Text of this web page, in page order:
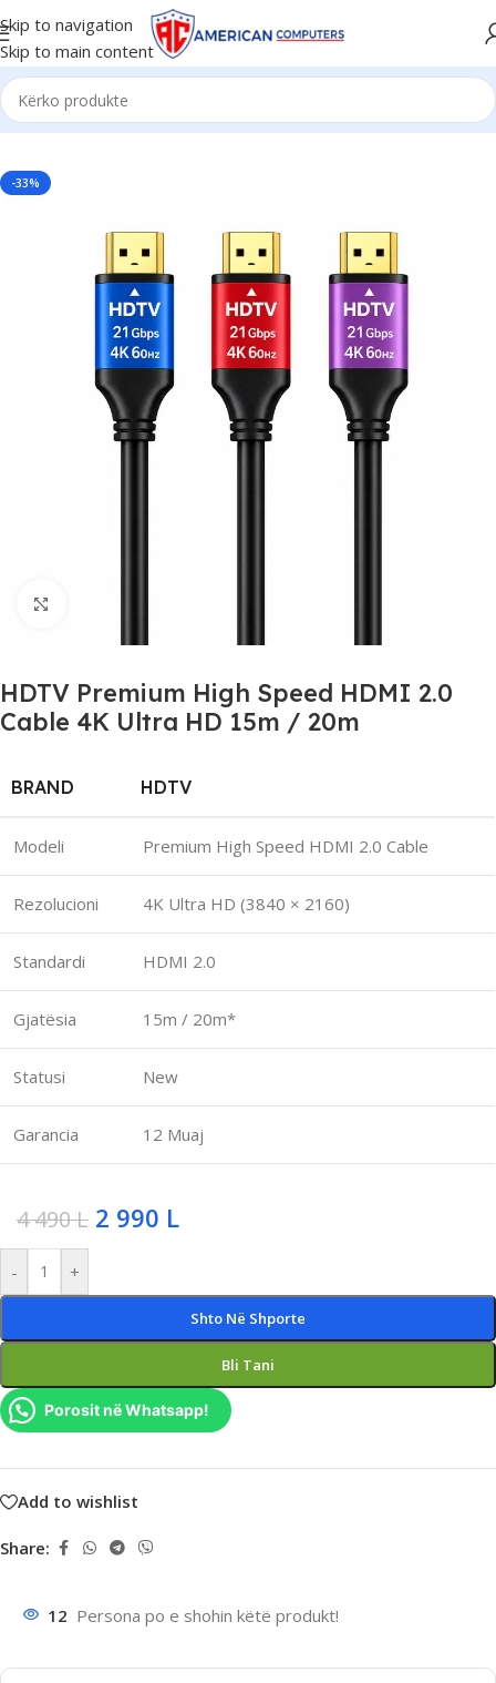
Skip to navigation
Skip to main content
Kreu/Ide Dhuratash
-33%
HDTV Premium High Speed HDMI 2.0
Cable 4K Ultra HD 15m / 20m
BRAND HDTV
Modeli Premium High Speed HDMI 2.0 Cable
Rezolucioni 4K Ultra HD (3840 × 2160)
Standardi HDMI 2.0
Gjatësia 15m / 20m*
Statusi New
Garancia 12 Muaj
4 490L 2 990 L
- +
Shto Në Shporte
Bli Tani
Porosit në Whatsapp!
Add to wishlist
Share:
12 Persona po e shohin këtë produkt!